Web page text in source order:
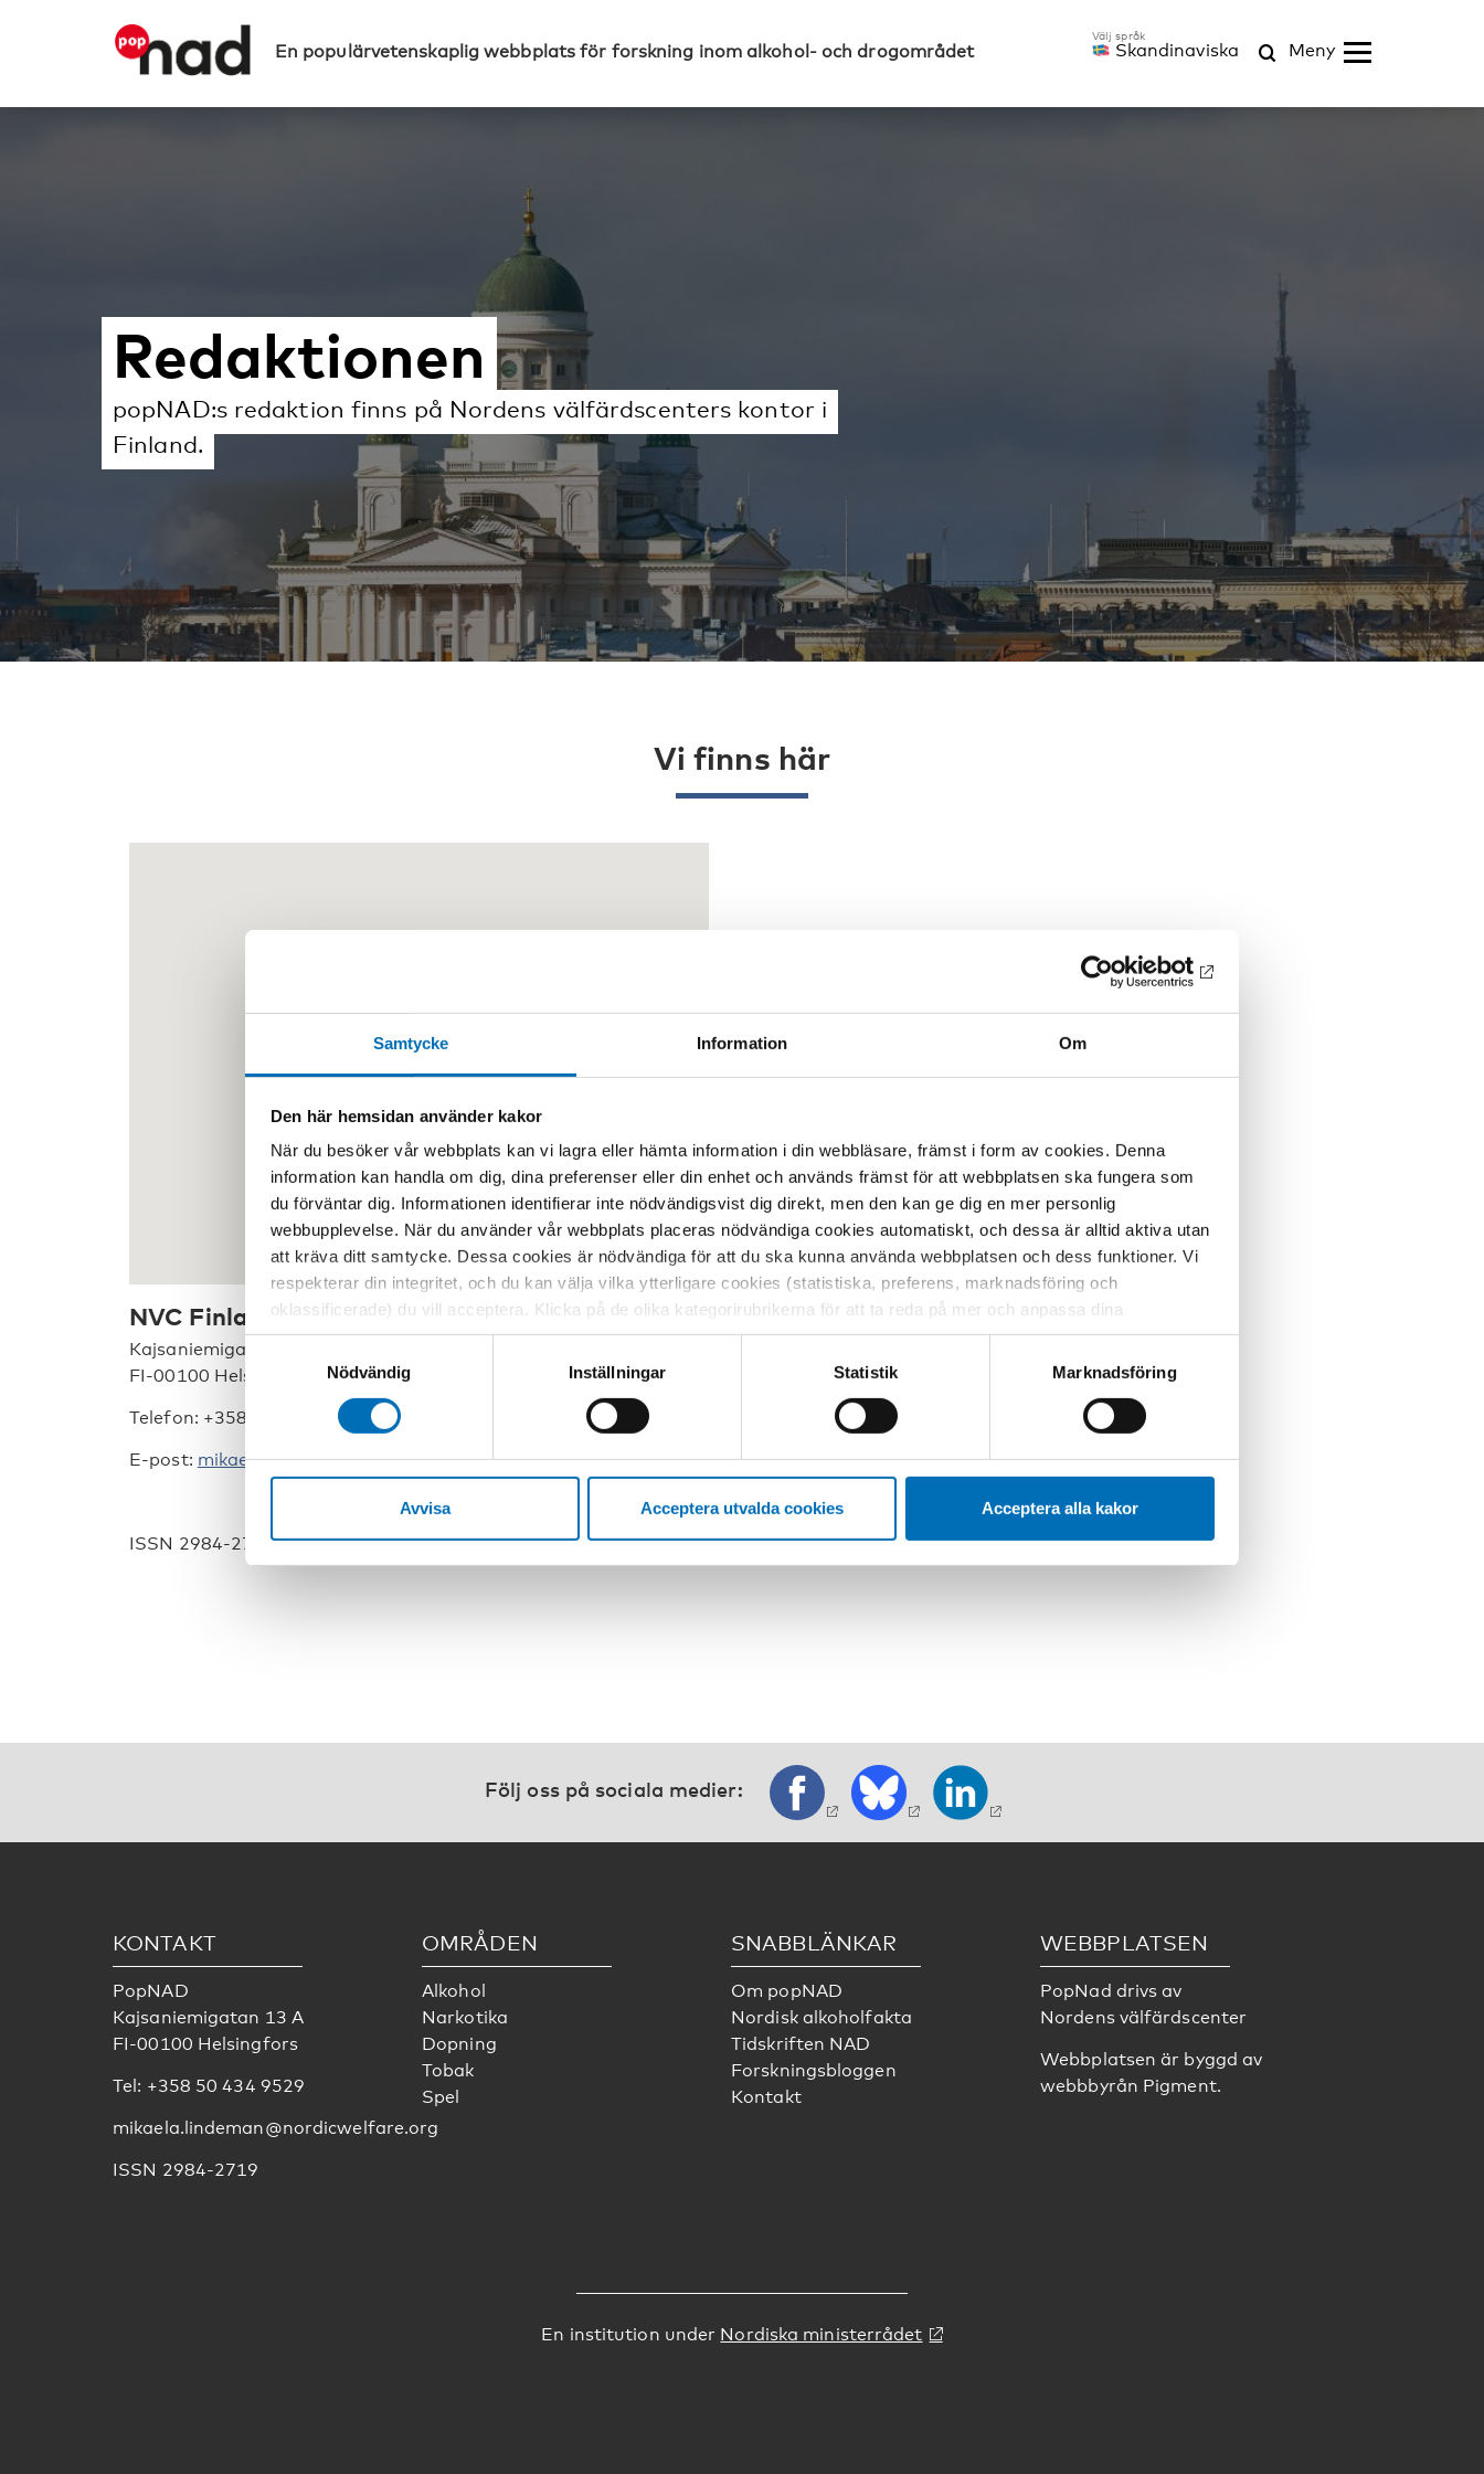
Samtycke Information Om
Den här hemsidan använder kakor
När du besöker vår webbplats kan vi lagra eller hämta information i din webbläsare, främst i form av cookies. Denna
information kan handla om dig, dina preferenser eller din enhet och används främst för att webbplatsen ska fungera som
du förväntar dig. Informationen identifierar inte nödvändigsvist dig direkt, men den kan ge dig en mer personlig
webbupplevelse. När du använder vår webbplats placeras nödvändiga cookies automatiskt, och dessa är alltid aktiva utan
att kräva ditt samtycke. Dessa cookies är nödvändiga för att du ska kunna använda webbplatsen och dess funktioner. Vi
respekterar din integritet, och du kan välja vilka ytterligare cookies (statistiska, preferens, marknadsföring och
oklassificerade) du vill acceptera. Klicka på de olika kategorirubrikerna för att ta reda på mer och anpassa dina
inställningar för cookies. Observera att blockering av cookies kan påverka din upplevelse av webbplatsen och de tjänster
vi erbjuder. Om du har besökt vår webbplats tidigare och accepterat användningen av cookies kan du alltid radera dem
Samtyckesval
Nödvändig
Inställningar Statistik Marknadsföring
Avvisa Acceptera utvalda cookies Acceptera alla kakor
En populärvetenskaplig webbplats för forskning inom alkohol- och drogområdet Skandinaviska Meny
Redaktionen
popNAD:s redaktion finns på Nordens välfärdscenters kontor i
Finland.
Vi finns här
NVC Finland/popNAD
Kajsaniemigatan 13 A
FI-00100 Helsingfors
Telefon: +358 (0)50 434 9529
E-post: mikaela.lindeman@nordicwelfare.org
ISSN 2984-2719
Följ oss på sociala medier:
KONTAKT
PopNAD
Kajsaniemigatan 13 A
FI-00100 Helsingfors
Tel: +358 50 434 9529
mikaela.lindeman@nordicwelfare.org
ISSN 2984-2719
OMRÅDEN
Alkohol
Narkotika
Dopning
Tobak
Spel
SNABBLÄNKAR
Om popNAD
Nordisk alkoholfakta
Tidskriften NAD
Forskningsbloggen
Kontakt
WEBBPLATSEN
PopNad drivs av
Nordens välfärdscenter
Webbplatsen är byggd av
webbbyrån Pigment.
En institution under Nordiska ministerrådet